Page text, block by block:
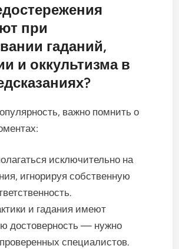
при
гаданий,
и оккультизма в
важно помнить о
исключительно на
игнорируя собственную
и гадания имеют
достоверность — нужно
специалистов.